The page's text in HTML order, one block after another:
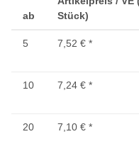
ab
Stück)
5 7,52 € *
10 7,24 € *
20 7,10 € *